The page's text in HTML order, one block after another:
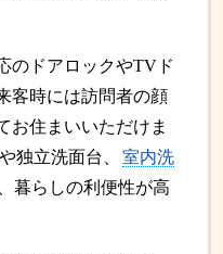
のドアロックやTVド
客時には訪問者の顔
お住まいいただけま
や独立洗面台、
室内洗
暮らしの利便性が高